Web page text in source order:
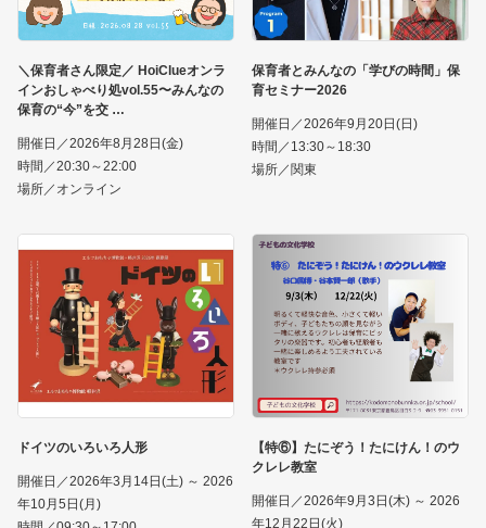
＼保育者さん限定／ HoiClueオンラ
インおしゃべり処vol.55〜みんなの
保育の“今”を交
開催日／2026年8月28日(金)
時間／20:30～22:00
場所／オンライン
保育者とみんなの「学びの時間」保
育セミナー2026
開催日／2026年9月20日(日)
時間／13:30～18:30
場所／関東
ドイツのいろいろ人形
開催日／2026年3月14日(土) ～ 2026
年10月5日(月)
【特⑥】たにぞう！たにけん！のウ
クレレ教室
開催日／2026年9月3日(木) ～ 2026
年12月22日(火)